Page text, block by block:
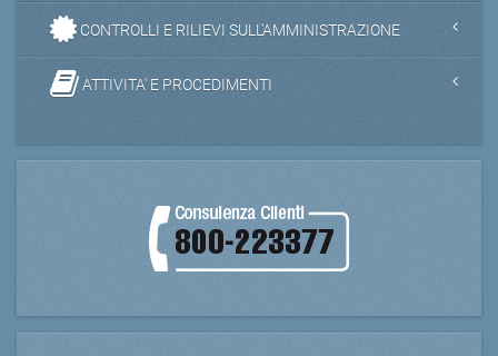
CONTROLLI E RILIEVI SULL'AMMINISTRAZIONE
ATTIVITA' E PROCEDIMENTI